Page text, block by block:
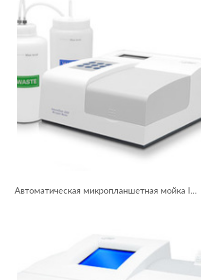
Автоматическая микропланшетная мойка Immunochem-2600